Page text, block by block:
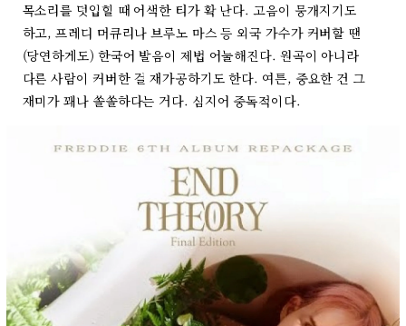
목소리를 덧입힐 때 어색한 티가 확 난다. 고음이 뭉개지기도
하고, 프레디 머큐리나 브루노 마스 등 외국 가수가 커버할 땐
(당연하게도) 한국어 발음이 제법 어눌해진다. 원곡이 아니라
다른 사람이 커버한 걸 재가공하기도 한다. 여튼, 중요한 건 그
재미가 꽤나 쏠쏠하다는 거다. 심지어 중독적이다.